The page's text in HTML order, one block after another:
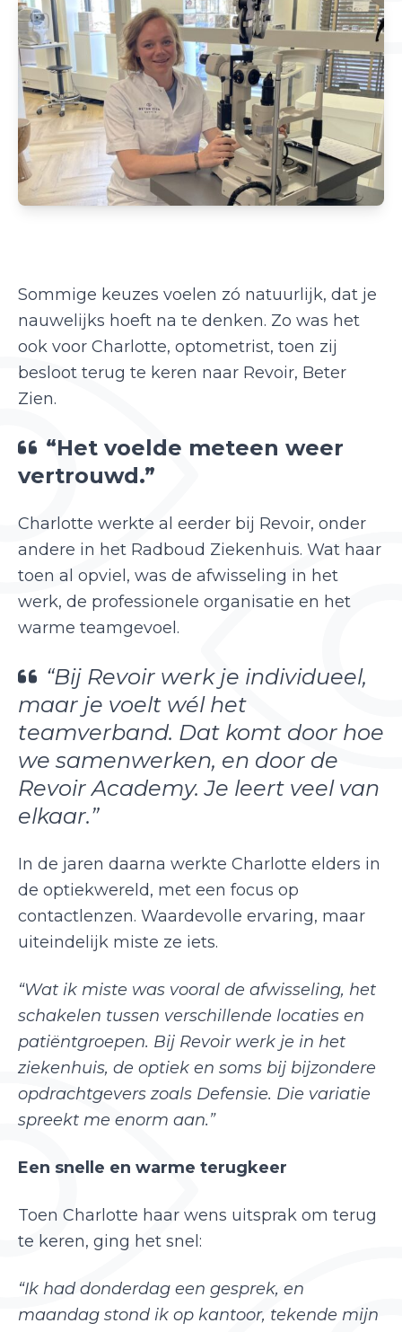
Sommige keuzes voelen zó natuurlijk, dat je
nauwelijks hoeft na te denken. Zo was het
ook voor Charlotte, optometrist, toen zij
besloot terug te keren naar Revoir, Beter
Zien.
“Het voelde meteen weer
vertrouwd.”
Charlotte werkte al eerder bij Revoir, onder
andere in het Radboud Ziekenhuis. Wat haar
toen al opviel, was de afwisseling in het
werk, de professionele organisatie en het
warme teamgevoel.
“Bij Revoir werk je individueel,
maar je voelt wél het
teamverband. Dat komt door hoe
we samenwerken, en door de
Revoir Academy. Je leert veel van
elkaar.”
In de jaren daarna werkte Charlotte elders in
de optiekwereld, met een focus op
contactlenzen. Waardevolle ervaring, maar
uiteindelijk miste ze iets.
“Wat ik miste was vooral de afwisseling, het
schakelen tussen verschillende locaties en
patiëntgroepen. Bij Revoir werk je in het
ziekenhuis, de optiek en soms bij bijzondere
opdrachtgevers zoals Defensie. Die variatie
spreekt me enorm aan.”
Een snelle en warme terugkeer
Toen Charlotte haar wens uitsprak om terug
te keren, ging het snel:
“Ik had donderdag een gesprek, en
maandag stond ik op kantoor, tekende mijn